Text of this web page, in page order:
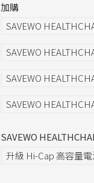
加購
SAVEWO
SAVEWO
SAVEWO
SAVEWO
SAVEWO
升級 Hi-Cap 高容量電